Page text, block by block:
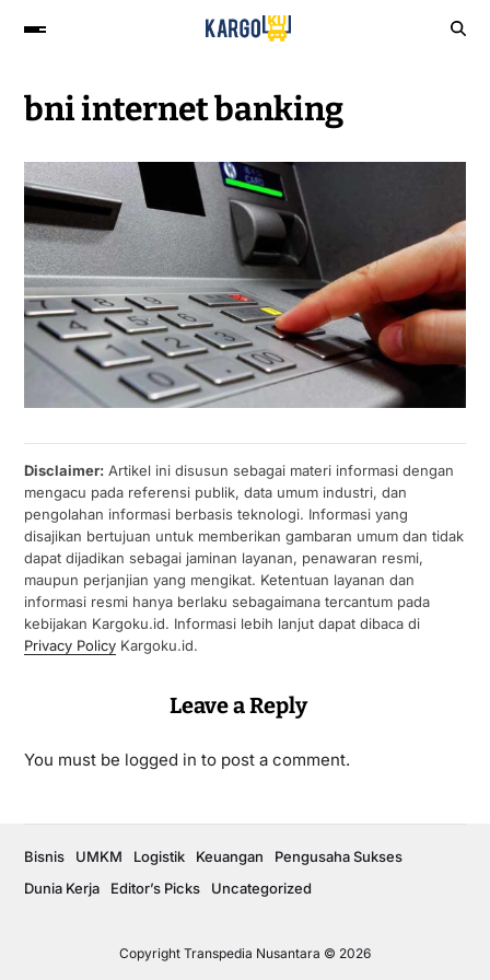
bni internet banking
Disclaimer:Artikel ini disusun sebagai materi informasi dengan
mengacu pada referensi publik, data umum industri, dan
pengolahan informasi berbasis teknologi. Informasi yang
disajikan bertujuan untuk memberikan gambaran umum dan tidak
dapat dijadikan sebagai jaminan layanan, penawaran resmi,
maupun perjanjian yang mengikat. Ketentuan layanan dan
informasi resmi hanya berlaku sebagaimana tercantum pada
kebijakan Kargoku.id. Informasi lebih lanjut dapat dibaca di
Privacy PolicyKargoku.id.
Leave a Reply
You must be logged in to post a comment.
Copyright Transpedia Nusantara © 2026
Bisnis UMKM Logistik Keuangan
Pengusaha Sukses
Dunia Kerja
Editor’s Picks Uncategorized